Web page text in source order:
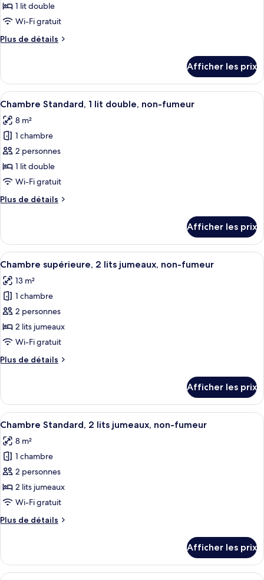
ce
type
chambre :
lit
double,
non-
fumeur
1 lit double
Wi-Fi gratuit
Plus de détails
Plus
Chambre
supérieure,
1
double,
non-
fumeur
Afficher les prix
Afficher
toutes
les
photos
pour
ce
type
chambre :
lit
double,
non-
fumeur
Une chambre d’hôtel avec un grand
9
Chambre Standard, 1 lit double, non-fumeur
8 m²
1 chambre
2 personnes
1 lit double
Wi-Fi gratuit
Plus de détails
Plus
Chambre
Standard,
1
double,
non-
fumeur
Afficher les prix
Afficher
toutes
les
photos
pour
ce
type
chambre :
2
lits
jumeaux,
non-
fumeur
Une chambre d’hôtel avec deux lits,
9
Chambre supérieure, 2 lits jumeaux, non-fumeur
13 m²
1 chambre
2 personnes
2 lits jumeaux
Wi-Fi gratuit
Plus de détails
Plus
Chambre
supérieure,
2
jumeaux,
non-
fumeur
Afficher les prix
Afficher
toutes
les
photos
pour
ce
type
chambre :
2
Une chambre d’hôtel avec deux lits,
4
Chambre Standard, 2 lits jumeaux, non-fumeur
8 m²
1 chambre
2 personnes
2 lits jumeaux
Wi-Fi gratuit
Plus de détails
Plus
Chambre
Standard,
Afficher les prix
Literie de qualité, bureau, fer et